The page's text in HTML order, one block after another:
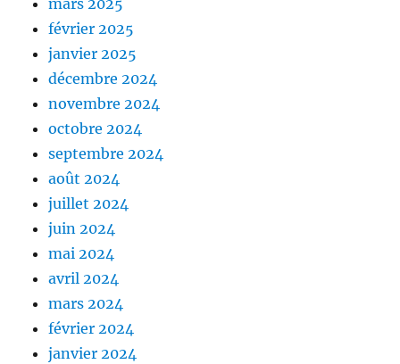
février 2025
janvier 2025
décembre 2024
novembre 2024
octobre 2024
septembre 2024
août 2024
juillet 2024
juin 2024
mai 2024
avril 2024
mars 2024
février 2024
janvier 2024